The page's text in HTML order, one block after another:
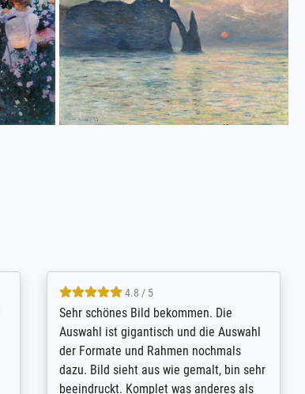
4.8 / 5
So, I ordered a large print of The
Annunciation by Fra Angelico from a
very large and popular American
"art/poster" site advertising giclee print
quality. The quality for a large print was